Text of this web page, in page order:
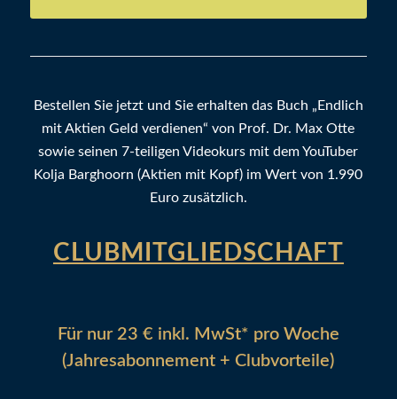
Bestellen Sie jetzt und Sie erhalten das Buch „Endlich
mit Aktien Geld verdienen“ von Prof. Dr. Max Otte
sowie seinen 7-teiligen Videokurs mit dem YouTuber
Kolja Barghoorn (Aktien mit Kopf) im Wert von 1.990
Euro zusätzlich.
CLUBMITGLIEDSCHAFT
Für nur 23 € inkl. MwSt* pro Woche
(Jahresabonnement + Clubvorteile)